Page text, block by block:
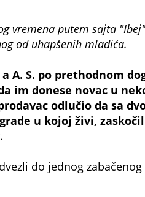
vremena putem sajta
od uhapšenih mladića.
a A. S. po prethodnom
im donese novac u
odlučio da sa
u kojoj živi,
do jednog